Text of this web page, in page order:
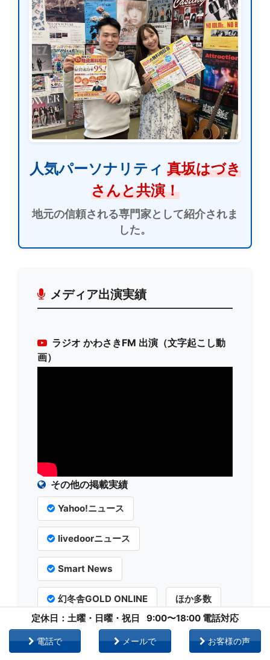
人気パーソナリティ 真坂はづき
さんと共演！
地元の信頼される専門家として紹介されま
した。
メディア出演実績
ラジオ かわさきFM 出演（文字起こし動
画）
その他の掲載実績
Yahoo!ニュース
livedoorニュース
Smart News
幻冬舎GOLD ONLINE ほか多数
著書・監修実績
定休日：土曜・日曜・祝日 9:00〜18:00 電話対応
電話で メールで お客様の声